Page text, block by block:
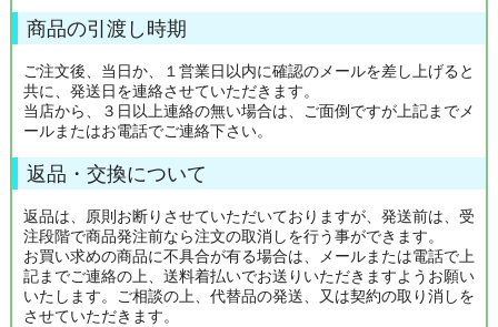
商品の引渡し時期
ご注文後、当日か、１営業日以内に確認のメールを差し上げると
共に、発送日を連絡させていただきます。
当店から、３日以上連絡の無い場合は、ご面倒ですが上記までメ
ールまたはお電話でご連絡下さい。
返品・交換について
返品は、原則お断りさせていただいておりますが、発送前は、受
注段階で商品発注前なら注文の取消しを行う事ができます。
お買い求めの商品に不具合が有る場合は、メールまたは電話で上
記までご連絡の上、送料着払いでお送りいただきますようお願い
いたします。ご相談の上、代替品の発送、又は契約の取り消しを
させていただきます。